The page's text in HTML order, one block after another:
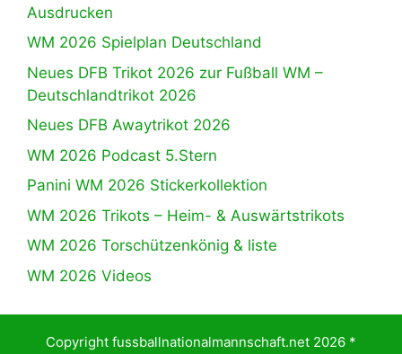
Ausdrucken
WM 2026 Spielplan Deutschland
Neues DFB Trikot 2026 zur Fußball WM –
Deutschlandtrikot 2026
Neues DFB Awaytrikot 2026
WM 2026 Podcast 5.Stern
Panini WM 2026 Stickerkollektion
WM 2026 Trikots – Heim- & Auswärtstrikots
WM 2026 Torschützenkönig & liste
WM 2026 Videos
Copyright fussballnationalmannschaft.net 2026 *